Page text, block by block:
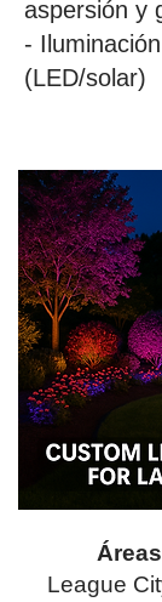
aspersión y
-
(LED/solar)
League